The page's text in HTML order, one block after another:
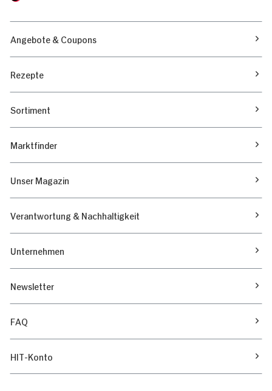
Angebote & Coupons
Rezepte
Sortiment
Marktfinder
Unser Magazin
Verantwortung & Nachhaltigkeit
Unternehmen
Newsletter
FAQ
HIT-Konto